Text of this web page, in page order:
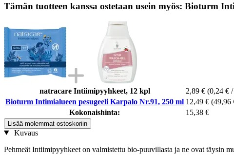
Tämän tuotteen kanssa ostetaan usein myös: Bioturm
natracare Intiimipyyhkeet, 12 kpl 2,89 € (0,24 €
Bioturm Intimialueen pesugeeli Karpalo Nr.91, 250 ml 12,49 € (49,96
Kokonaishinta:
15,38 €
Lisää molemmat ostoskoriin
Kuvaus
Pehmeät Intiimipyyhkeet on valmistettu bio-puuvillasta ja ne ovat täysin